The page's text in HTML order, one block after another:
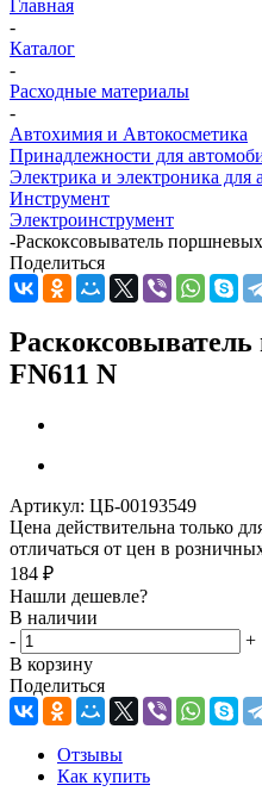
Главная
-
Каталог
-
Расходные материалы
-
Автохимия и Автокосметика
Принадлежности для
Электрика и электроника для
Инструмент
Электроинструмент
-Раскоксовыватель
Поделиться
FN611 N
Артикул: ЦБ-00193549
Цена действительна только
отличаться от цен в
184 ₽
Нашли дешевле?
В наличии
-
+
В корзину
Поделиться
Отзывы
Как купить